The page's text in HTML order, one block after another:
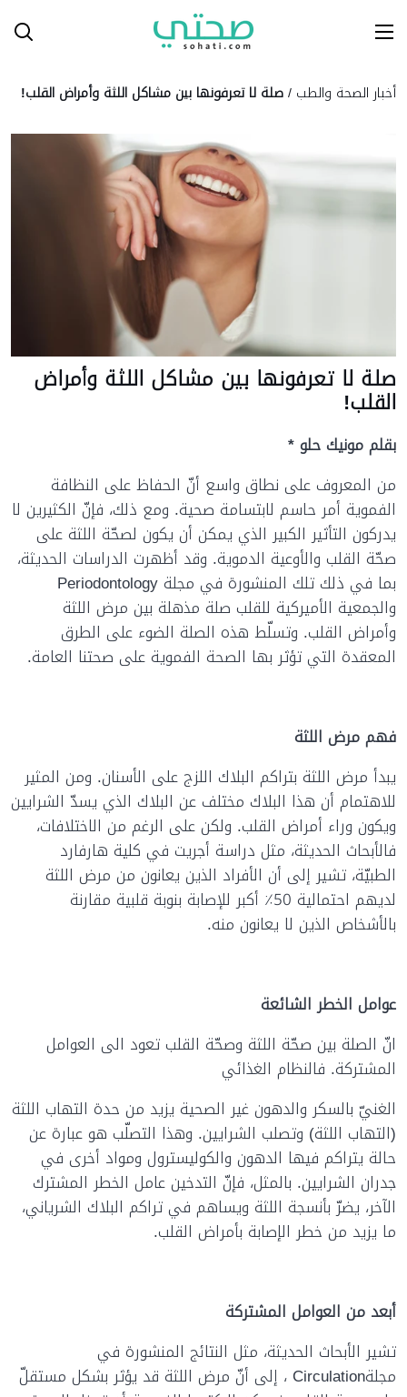
To
أخبار الصحة والطب /صلة لا تعرفونها بين مشاكل اللثة وأمراض القلب!
صلة لا تعرفونها بين مشاكل اللثة وأمراض
القلب!
بقلم مونيك حلو *
من المعروف على نطاق واسع أنّ الحفاظ على النظافة
الفموية أمر حاسم لابتسامة صحية. ومع ذلك، فإنّ الكثيرين لا
يدركون التأثير الكبير الذي يمكن أن يكون لصحّة اللثة على
صحّة القلب والأوعية الدموية. وقد أظهرت الدراسات الحديثة،
بما في ذلك تلك المنشورة في مجلة Periodontology
والجمعية الأميركية للقلب صلة مذهلة بين مرض اللثة
وأمراض القلب. وتسلّط هذه الصلة الضوء على الطرق
المعقدة التي تؤثر بها الصحة الفموية على صحتنا العامة.
فهم مرض اللثة
يبدأ مرض اللثة بتراكم البلاك اللزج على الأسنان. ومن المثير
للاهتمام أن هذا البلاك مختلف عن البلاك الذي يسدّ الشرايين
ويكون وراء أمراض القلب. ولكن على الرغم من الاختلافات،
فالأبحاث الحديثة، مثل دراسة أجريت في كلية هارفارد
الطبيّة، تشير إلى أن الأفراد الذين يعانون من مرض اللثة
لديهم احتمالية 50٪ أكبر للإصابة بنوبة قلبية مقارنة
بالأشخاص الذين لا يعانون منه.
عوامل الخطر الشائعة
انّ الصلة بين صحّة اللثة وصحّة القلب تعود الى العوامل
المشتركة. فالنظام الغذائي
الغنيّ بالسكر والدهون غير الصحية يزيد من حدة التهاب اللثة
(التهاب اللثة) وتصلب الشرايين. وهذا التصلّب هو عبارة عن
حالة يتراكم فيها الدهون والكوليسترول ومواد أخرى في
جدران الشرايين. بالمثل، فإنّ التدخين عامل الخطر المشترك
الآخر، يضرّ بأنسجة اللثة ويساهم في تراكم البلاك الشرياني،
ما يزيد من خطر الإصابة بأمراض القلب.
أبعد من العوامل المشتركة
تشير الأبحاث الحديثة، مثل النتائج المنشورة في
مجلةCirculation ، إلى أنّ مرض اللثة قد يؤثر بشكل مستقلّ